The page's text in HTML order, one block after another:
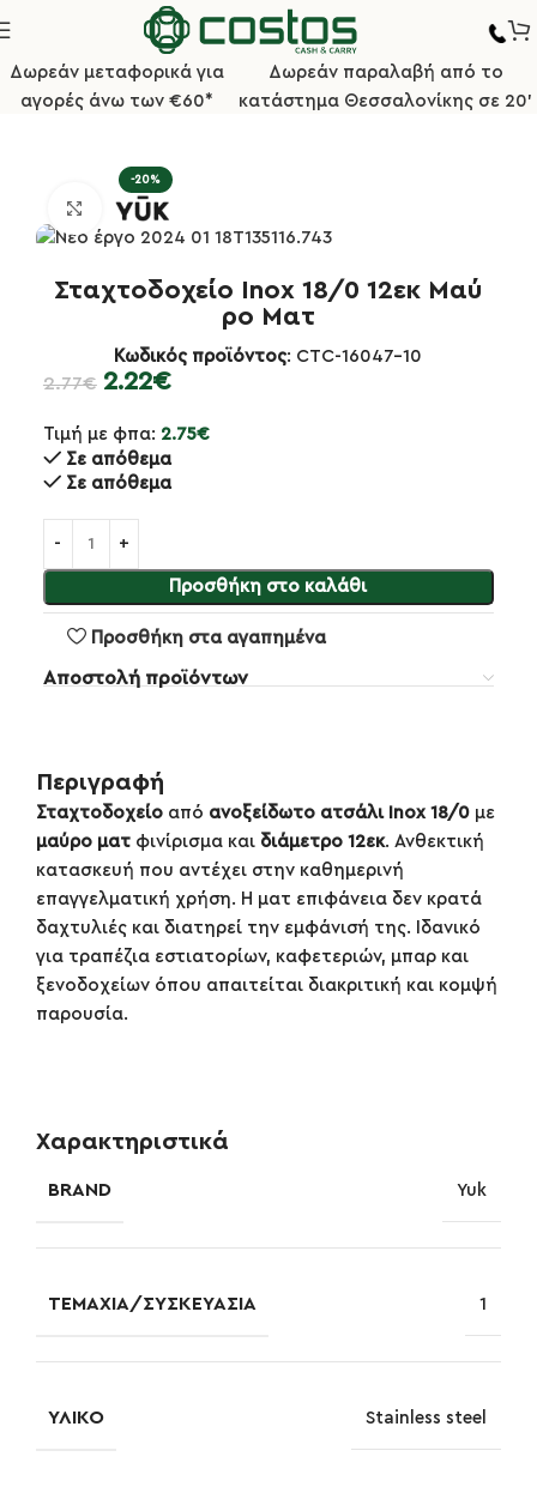
Δωρεάν μεταφορικά για
αγορές άνω των €60*
Δωρεάν παραλαβή από το
κατάστημα Θεσσαλονίκης σε 20'
Αρχική σελίδα Bar/Καφέ Σταχτοδοχεία
-20%
Κλικ για μεγέθυνση
Σταχτοδοχείο Inox 18/0 12εκ Μαύ
ρο Ματ
Κωδικός προϊόντος: CTC-16047-10
2.77€ 2.22€
Τιμή με φπα: 2.75€
Σε απόθεμα
Σε απόθεμα
Προσθήκη στο καλάθι
Προσθήκη στα αγαπημένα
Αποστολή προϊόντων
Περιγραφή
Σταχτοδοχείο από ανοξείδωτο ατσάλι Inox 18/0 με
μαύρο ματ φινίρισμα και διάμετρο 12εκ. Ανθεκτική
κατασκευή που αντέχει στην καθημερινή
επαγγελματική χρήση. Η ματ επιφάνεια δεν κρατά
δαχτυλιές και διατηρεί την εμφάνισή της. Ιδανικό
για τραπέζια εστιατορίων, καφετεριών, μπαρ και
ξενοδοχείων όπου απαιτείται διακριτική και κομψή
παρουσία.
Χαρακτηριστικά
BRAND Yuk
ΤΕΜΆΧΙΑ/ΣΥΣΚΕΥΑΣΊΑ 1
ΥΛΙΚΌ Stainless steel